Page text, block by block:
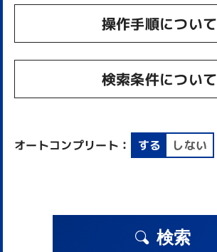
操作手順について
検索条件について
オートコンプリート： する しない
検索